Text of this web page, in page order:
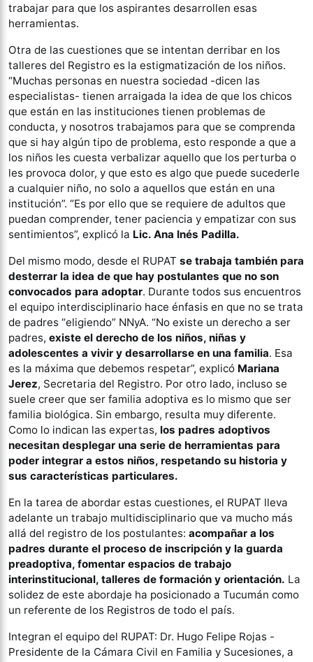
trabajar para que los aspirantes desarrollen esas
herramientas.
Otra de las cuestiones que se intentan derribar en los
talleres del Registro es la estigmatización de los niños.
“Muchas personas en nuestra sociedad -dicen las
especialistas- tienen arraigada la idea de que los chicos
que están en las instituciones tienen problemas de
conducta, y nosotros trabajamos para que se comprenda
que si hay algún tipo de problema, esto responde a que a
los niños les cuesta verbalizar aquello que los perturba o
les provoca dolor, y que esto es algo que puede sucederle
a cualquier niño, no solo a aquellos que están en una
institución”. “Es por ello que se requiere de adultos que
puedan comprender, tener paciencia y empatizar con sus
sentimientos”, explicó la Lic. Ana Inés Padilla.
Del mismo modo, desde el RUPAT se trabaja también para
desterrar la idea de que hay postulantes que no son
convocados para adoptar. Durante todos sus encuentros
el equipo interdisciplinario hace énfasis en que no se trata
de padres “eligiendo” NNyA. “No existe un derecho a ser
padres, existe el derecho de los niños, niñas y
adolescentes a vivir y desarrollarse en una familia. Esa
es la máxima que debemos respetar”, explicó Mariana
Jerez, Secretaria del Registro. Por otro lado, incluso se
suele creer que ser familia adoptiva es lo mismo que ser
familia biológica. Sin embargo, resulta muy diferente.
Como lo indican las expertas, los padres adoptivos
necesitan desplegar una serie de herramientas para
poder integrar a estos niños, respetando su historia y
sus características particulares.
En la tarea de abordar estas cuestiones, el RUPAT lleva
adelante un trabajo multidisciplinario que va mucho más
allá del registro de los postulantes: acompañar a los
padres durante el proceso de inscripción y la guarda
preadoptiva, fomentar espacios de trabajo
interinstitucional, talleres de formación y orientación. La
solidez de este abordaje ha posicionado a Tucumán como
un referente de los Registros de todo el país.
Integran el equipo del RUPAT: Dr. Hugo Felipe Rojas -
Presidente de la Cámara Civil en Familia y Sucesiones, a